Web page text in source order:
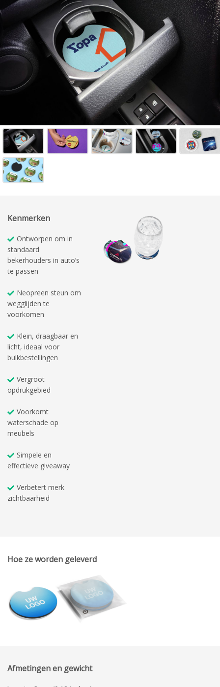
Kenmerken
Ontworpen om in
standaard
bekerhouders in auto’s
te passen
Neopreen steun om
wegglijden te
voorkomen
Klein, draagbaar en
licht, ideaal voor
bulkbestellingen
Vergroot
opdrukgebied
Voorkomt
waterschade op
meubels
Simpele en
effectieve giveaway
Verbetert merk
zichtbaarheid
Hoe ze worden geleverd
Afmetingen en gewicht